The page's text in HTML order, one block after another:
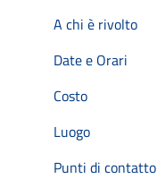
A chi è rivolto
Date e Orari
Costo
Luogo
Punti di contatto